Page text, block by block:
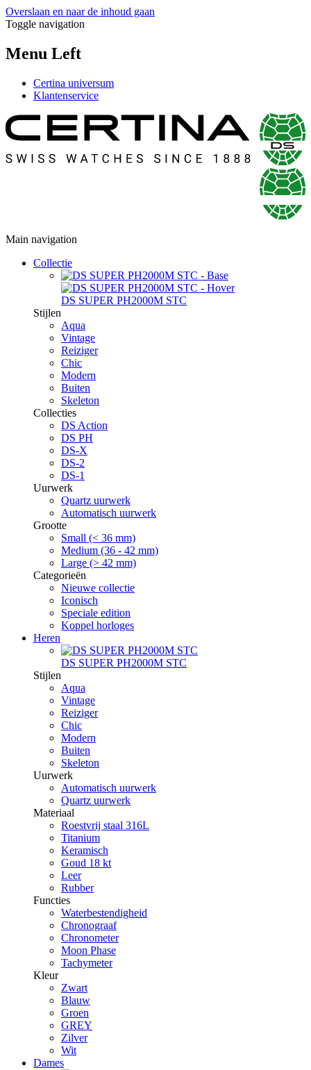
Overslaan en naar de inhoud gaan
Toggle navigation
Menu Left
Certina universum
Klantenservice
Main navigation
Collectie
DS SUPER PH2000M STC
Stijlen
Aqua
Vintage
Reiziger
Chic
Modern
Buiten
Skeleton
Collecties
DS Action
DS PH
DS-X
DS-2
DS-1
Uurwerk
Quartz uurwerk
Automatisch uurwerk
Grootte
Small (< 36 mm)
Medium (36 - 42 mm)
Large (> 42 mm)
Categorieën
Nieuwe collectie
Iconisch
Speciale edition
Koppel horloges
Heren
DS SUPER PH2000M STC
Stijlen
Aqua
Vintage
Reiziger
Chic
Modern
Buiten
Skeleton
Uurwerk
Automatisch uurwerk
Quartz uurwerk
Materiaal
Roestvrij staal 316L
Titanium
Keramisch
Goud 18 kt
Leer
Rubber
Functies
Waterbestendigheid
Chronograaf
Chronometer
Moon Phase
Tachymeter
Kleur
Zwart
Blauw
Groen
GREY
Zilver
Wit
Dames